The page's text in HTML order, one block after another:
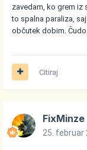
zavedam, ko grem iz
to spalna paraliza,
občutek dobim.
Citiraj
FixMinze
25. februar